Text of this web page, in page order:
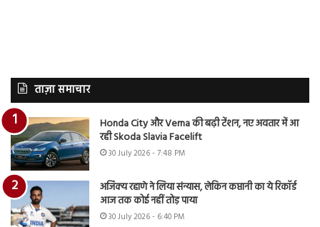
ताज़ा समाचार
Honda City और Verna की बढ़ी टेंशन, नए अवतार में आ
रही Skoda Slavia Facelift
30 July 2026 - 7:48 PM
अजिंक्य रहाणे ने लिया संन्यास, लेकिन कप्तानी का ये रिकॉर्ड
आज तक कोई नहीं तोड़ पाया
30 July 2026 - 6:40 PM